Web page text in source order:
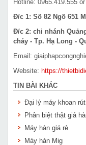
Hotline: 0965.419.555
Đ/c 1: Số 82 Ngõ 651
Đ/c 2: chi nhánh
cháy - Tp. Hạ Long -
Email:
Website: https://
TIN BÀI KHÁC
Đại lý máy khoan
Phân biệt thật giả
Máy hàn giá rẻ
Máy hàn Mig